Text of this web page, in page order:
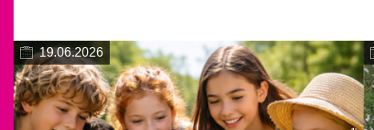
19.06.2026